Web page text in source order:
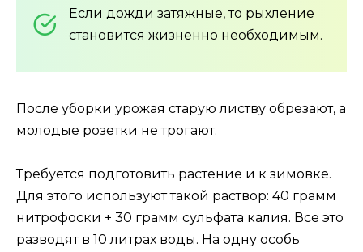
Если дожди затяжные, то рыхление
становится жизненно необходимым.
После уборки урожая старую листву обрезают, а
молодые розетки не трогают.
Требуется подготовить растение и к зимовке.
Для этого используют такой раствор: 40 грамм
нитрофоски + 30 грамм сульфата калия. Все это
разводят в 10 литрах воды. На одну особь